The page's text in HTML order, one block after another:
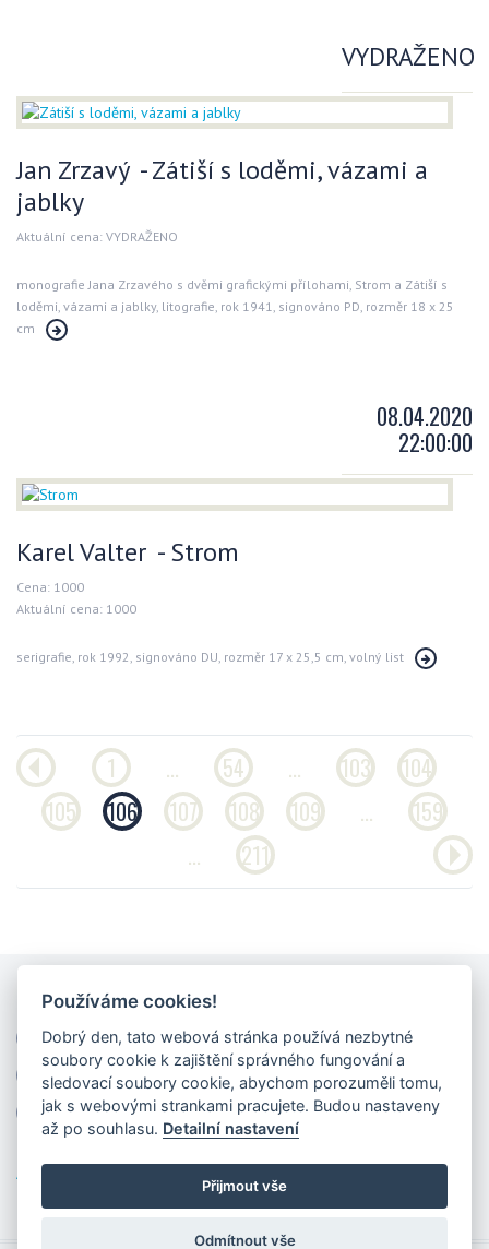
VYDRAŽENO
Jan Zrzavý - Zátiší s loděmi, vázami a
jablky
Aktuální cena: VYDRAŽENO
monografie Jana Zrzavého s dvěmi grafickými přílohami, Strom a Zátiší s
loděmi, vázami a jablky, litografie, rok 1941, signováno PD, rozměr 18 x 25
cm
08.04.2020
22:00:00
Karel Valter - Strom
Cena: 1000
Aktuální cena: 1000
serigrafie, rok 1992, signováno DU, rozměr 17 x 25,5 cm, volný list
1 ... 54 ... 103
104
105
106 107 108 109 ...
159
...
211
+420 222 520 252, +420 736 768 040
mail@galeriemoderna.cz Facebook
www.galeriemoderna.cz
Aukční řád
Používáme cookies!
Dobrý den, tato webová stránka používá nezbytné
soubory cookie k zajištění správného fungování a
sledovací soubory cookie, abychom porozuměli tomu,
jak s webovými strankami pracujete. Budou nastaveny
až po souhlasu. Detailní nastavení
Přijmout vše
Odmítnout vše